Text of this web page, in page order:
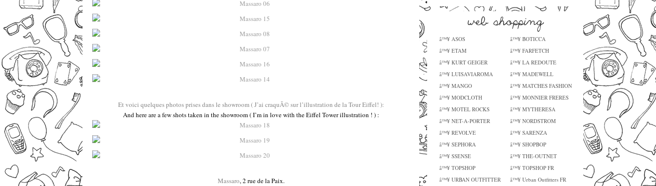
â™¥ ASOS
â™¥ BOTICCA
â™¥ ETAM
â™¥ FARFETCH
â™¥ KURT GEIGER
â™¥ LA REDOUTE
â™¥ LUISAVIAROMA
â™¥ MADEWELL
â™¥ MANGO
â™¥ MATCHES FASHION
â™¥ MODCLOTH
â™¥ MONNIER FRERES
â™¥ MOTEL ROCKS
â™¥ MYTHERESA
â™¥ NET-A-PORTER
â™¥ NORDSTROM
â™¥ REVOLVE
â™¥ SARENZA
â™¥ SEPHORA
â™¥ SHOPBOP
â™¥ SSENSE
â™¥ THE-OUTNET
â™¥ TOPSHOP
â™¥ TOPSHOP FR
â™¥ URBAN OUTFITTER
â™¥ Urban Outfitters FR
Et voici quelques photos prises dans le showroom ( J’ai craquÃ© sur l’illustration de la Tour Eiffel! ):
And here are a few shots taken in the showroom ( I’m in love with the Eiffel Tower illustration ! ) :
Massaro, 2 rue de la Paix.